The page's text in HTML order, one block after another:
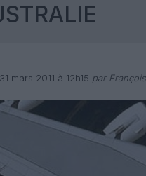
mars 2011 à 12h15 par